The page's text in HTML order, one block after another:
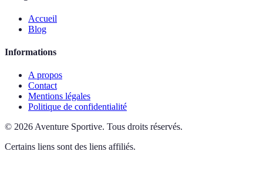
Accueil
Blog
Informations
A propos
Contact
Mentions légales
Politique de confidentialité
© 2026Aventure Sportive. Tous droits réservés.
Certains liens sont des liens affiliés.